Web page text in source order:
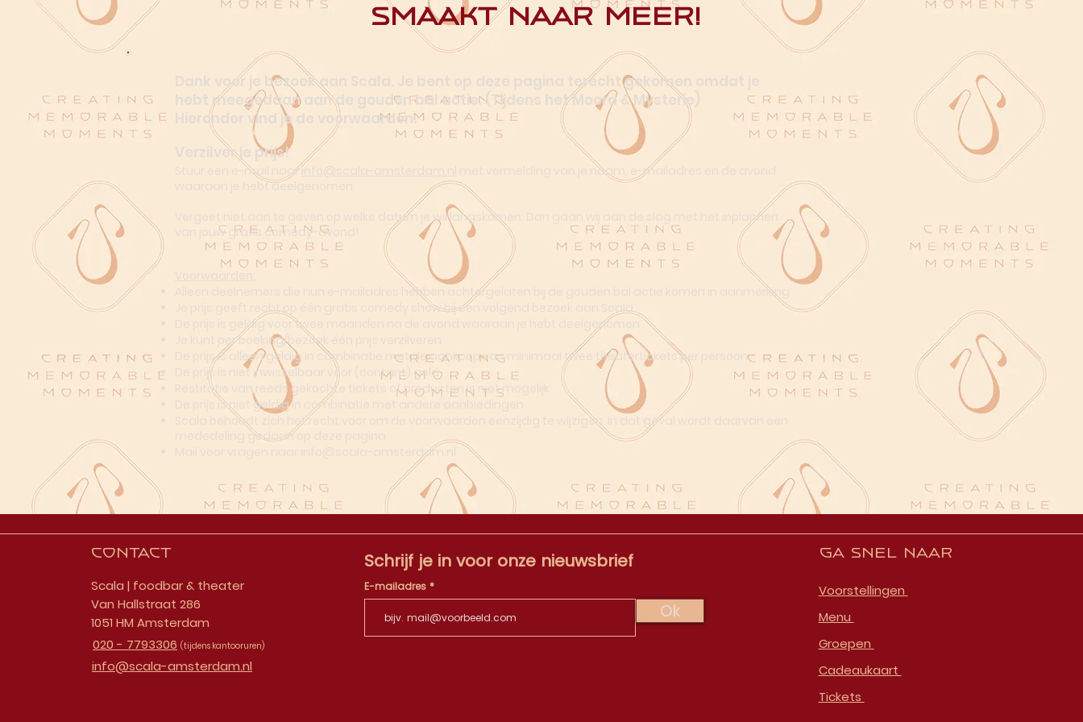
Smaakt naar meer!
Dank voor je bezoek aan Scala. Je bent op deze pagina terecht gekomen omdat je
hebt meegedaan aan de gouden bal actie. (Tijdens het Moord & Mysterie)
Hieronder vind je de voorwaarden.
Stuur een e-mail naarinfo@scala-amsterdam.nl
met vermelding van je naam, e-mailadres en de avond
waaraan je hebt deelgenomen.
Vergeet niet aan te geven op welke datum je wil langskomen. Dan gaan wij aan de slag met het inplannen
van jouw gratis comedy-avond!
Verzilver je prijs!
Alleen deelnemers die hun e-mailadres hebben achtergelaten bij de gouden bal actie komen in aanmerking
Je prijs geeft recht op één gratis comedy show bij een volgend bezoek aan Scala
De prijs is geldig voor twee maanden na de avond waaraan je hebt deelgenomen
Je kunt per boeking/bezoek één prijs verzilveren
De prijs is alleen geldig in combinatie met de aankoop van minimaal twee theatertickets per persoon
De prijs is niet inwisselbaar voor (contant) geld
Restitutie van reeds gekochte tickets of producten is niet mogelijk
De prijs is niet geldig in combinatie met andere aanbiedingen
Scala behoudt zich het recht voor om de voorwaarden eenzijdig te wijzigen. In dat geval wordt daarvan een
mededeling gedaan op deze pagina
info@scala-amsterdam.nl
Contact
Scala | foodbar & theater
Van Hallstraat 286
1051 HM Amsterdam
020 - 7793306 (tijdens kantooruren)
info@scala-amsterdam.nl
Schrijf je in voor onze nieuwsbrief
E-mailadres
Ok
Ga snel naar
Voorstellingen
Menu
Groepen
Cadeaukaart
Tickets